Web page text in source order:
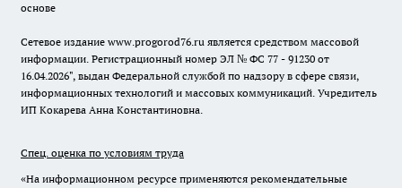
основе
Сетевое издание www.progorod76.ru является средством массовой
информации. Регистрационный номер ЭЛ № ФС 77 - 91230 от
16.04.2026", выдан Федеральной службой по надзору в сфере связи,
информационных технологий и массовых коммуникаций. Учредитель
ИП Кокарева Анна Константиновна.
Спец. оценка по условиям труда
«На информационном ресурсе применяются рекомендательные